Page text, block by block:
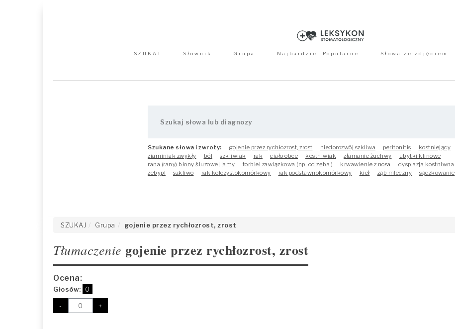
SZUKAJ Słownik Grupa Najbardziej Popularne Słowa ze zdjęciem
Szukane słowa i zwroty: gojenie przez rychłozrost, zrost niedorozwój szkliwa peritonitis kostniejący
ziarniniak zwykły
ból szkliwiak rak ciało obce kostniwiak złamanie żuchwy
ubytki klinowe
rana (rany) błony śluzowej jamy
torbiel zawiązkowa (np. od zęba ) krwawienie z nosa dysplazja kostniwna
zebypl
szkliwo rak kolczystokomórkowy rak podstawnokomórkowy kieł ząb mleczny sączkowanie
SZUKAJ Grupa gojenie przez rychłozrost, zrost
Tłumaczenie gojenie przez rychłozrost, zrost
Ocena:
Głosów: 0
- +